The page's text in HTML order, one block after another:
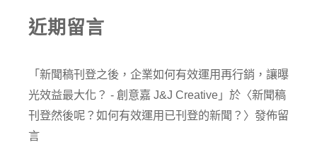
近期留言
「 新聞稿刊登之後，企業如何有效運用再行銷，讓曝
光效益最大化？ - 創意嘉 J&J Creative 」於〈新聞稿
刊登然後呢？如何有效運用已刊登的新聞？ 〉發佈留
言